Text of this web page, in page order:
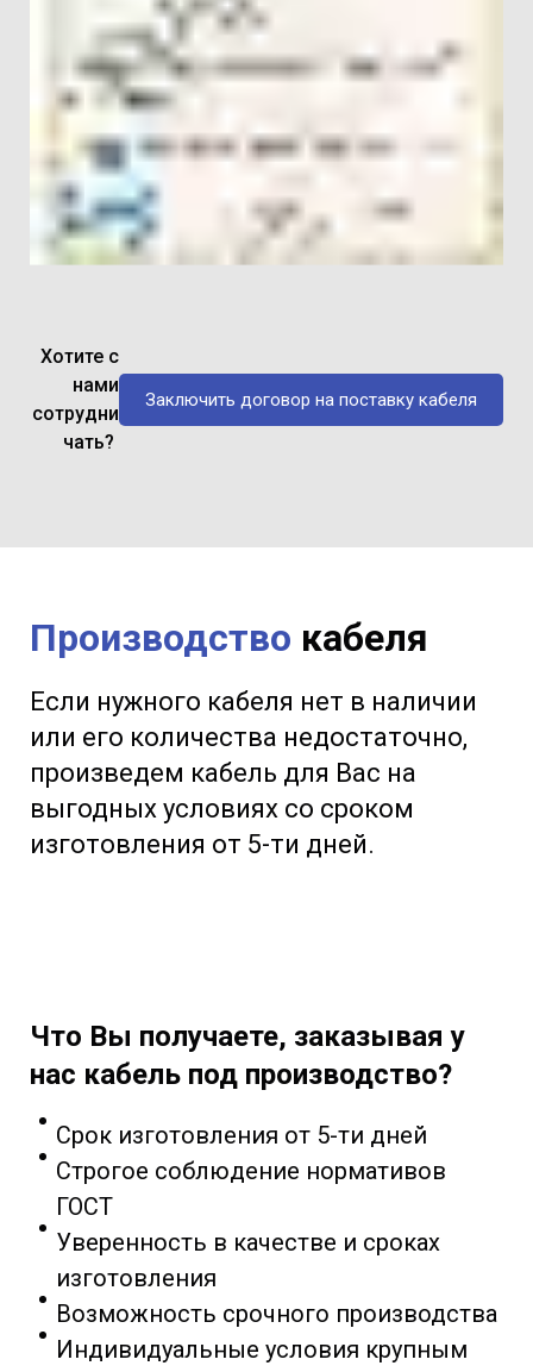
Заключить договор на поставку кабеля
Хотите с
нами
сотрудни
чать?
Производство кабеля
Если нужного кабеля нет в наличии
или его количества недостаточно,
произведем кабель для Вас на
выгодных условиях со сроком
изготовления от 5-ти дней.
Что Вы получаете, заказывая у
нас кабель под производство?
Срок изготовления от 5-ти дней
Строгое соблюдение нормативов
ГОСТ
Уверенность в качестве и сроках
изготовления
Возможность срочного производства
Индивидуальные условия крупным